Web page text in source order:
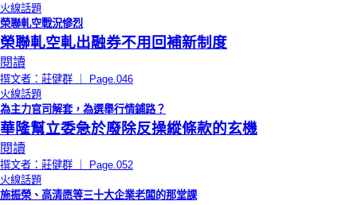
火線話題
榮聯軋空戰況慘烈
榮聯軋空軋出融券不用回補新制度
閱讀
撰文者：莊健群 ｜ Page.046
火線話題
為主力官司解套，為選舉行情鋪路？
華隆幫立委急於廢除反操縱條款的玄機
閱讀
撰文者：莊健群 ｜ Page.052
火線話題
施振榮、高清愿等三十大企業老闆的那堂課